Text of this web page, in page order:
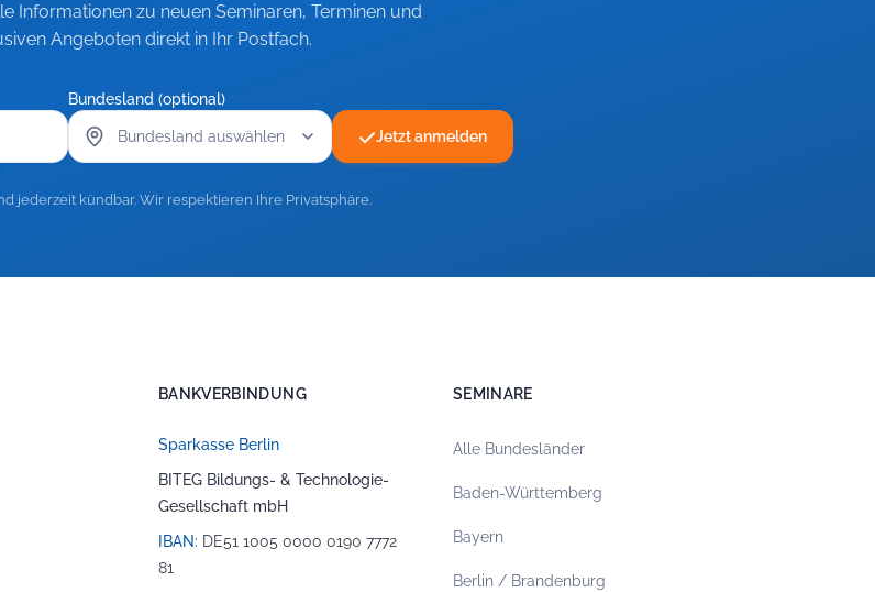
Informationen zu neuen Seminaren, Terminen und
Angeboten direkt in Ihr Postfach.
Bundesland (optional)
Jetzt anmelden
jederzeit kündbar. Wir respektieren Ihre Privatsphäre.
BANKVERBINDUNG
Sparkasse Berlin
BITEG Bildungs- & Technologie-
Gesellschaft mbH
IBAN: DE51 1005 0000 0190 7772
81
SEMINARE
Alle Bundesländer
Baden-Württemberg
Bayern
Berlin / Brandenburg